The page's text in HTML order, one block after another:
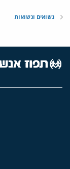
נשואים ונשואות